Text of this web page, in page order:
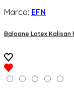
Marca: EFN
Baloane Latex Kalisan